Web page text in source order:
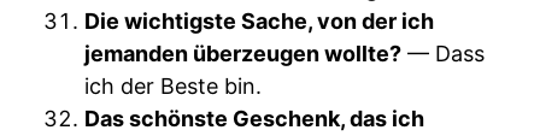
Die wichtigste Sache, von der ich
jemanden überzeugen wollte? — Dass
ich der Beste bin.
Das schönste Geschenk, das ich